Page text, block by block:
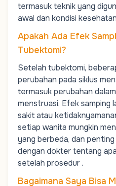
termasuk teknik yang
awal dan kondisi
Apakah Ada Efek
Tubektomi?
Setelah tubektomi,
perubahan pada siklus
termasuk perubahan
menstruasi. Efek samping
sakit atau
setiap wanita mungkin
yang berbeda, dan
dengan dokter tentang
setelah prosedur .
Bagaimana Saya Bisa